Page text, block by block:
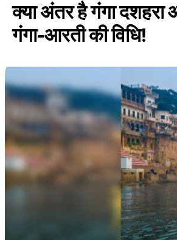
क्या अंतर है गंगा दशहरा
गंगा-आरती की विधि!